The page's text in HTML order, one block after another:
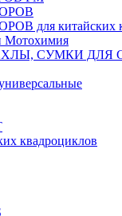
для китайских
Мотохимия
СУМКИ ДЛЯ
квадроциклов